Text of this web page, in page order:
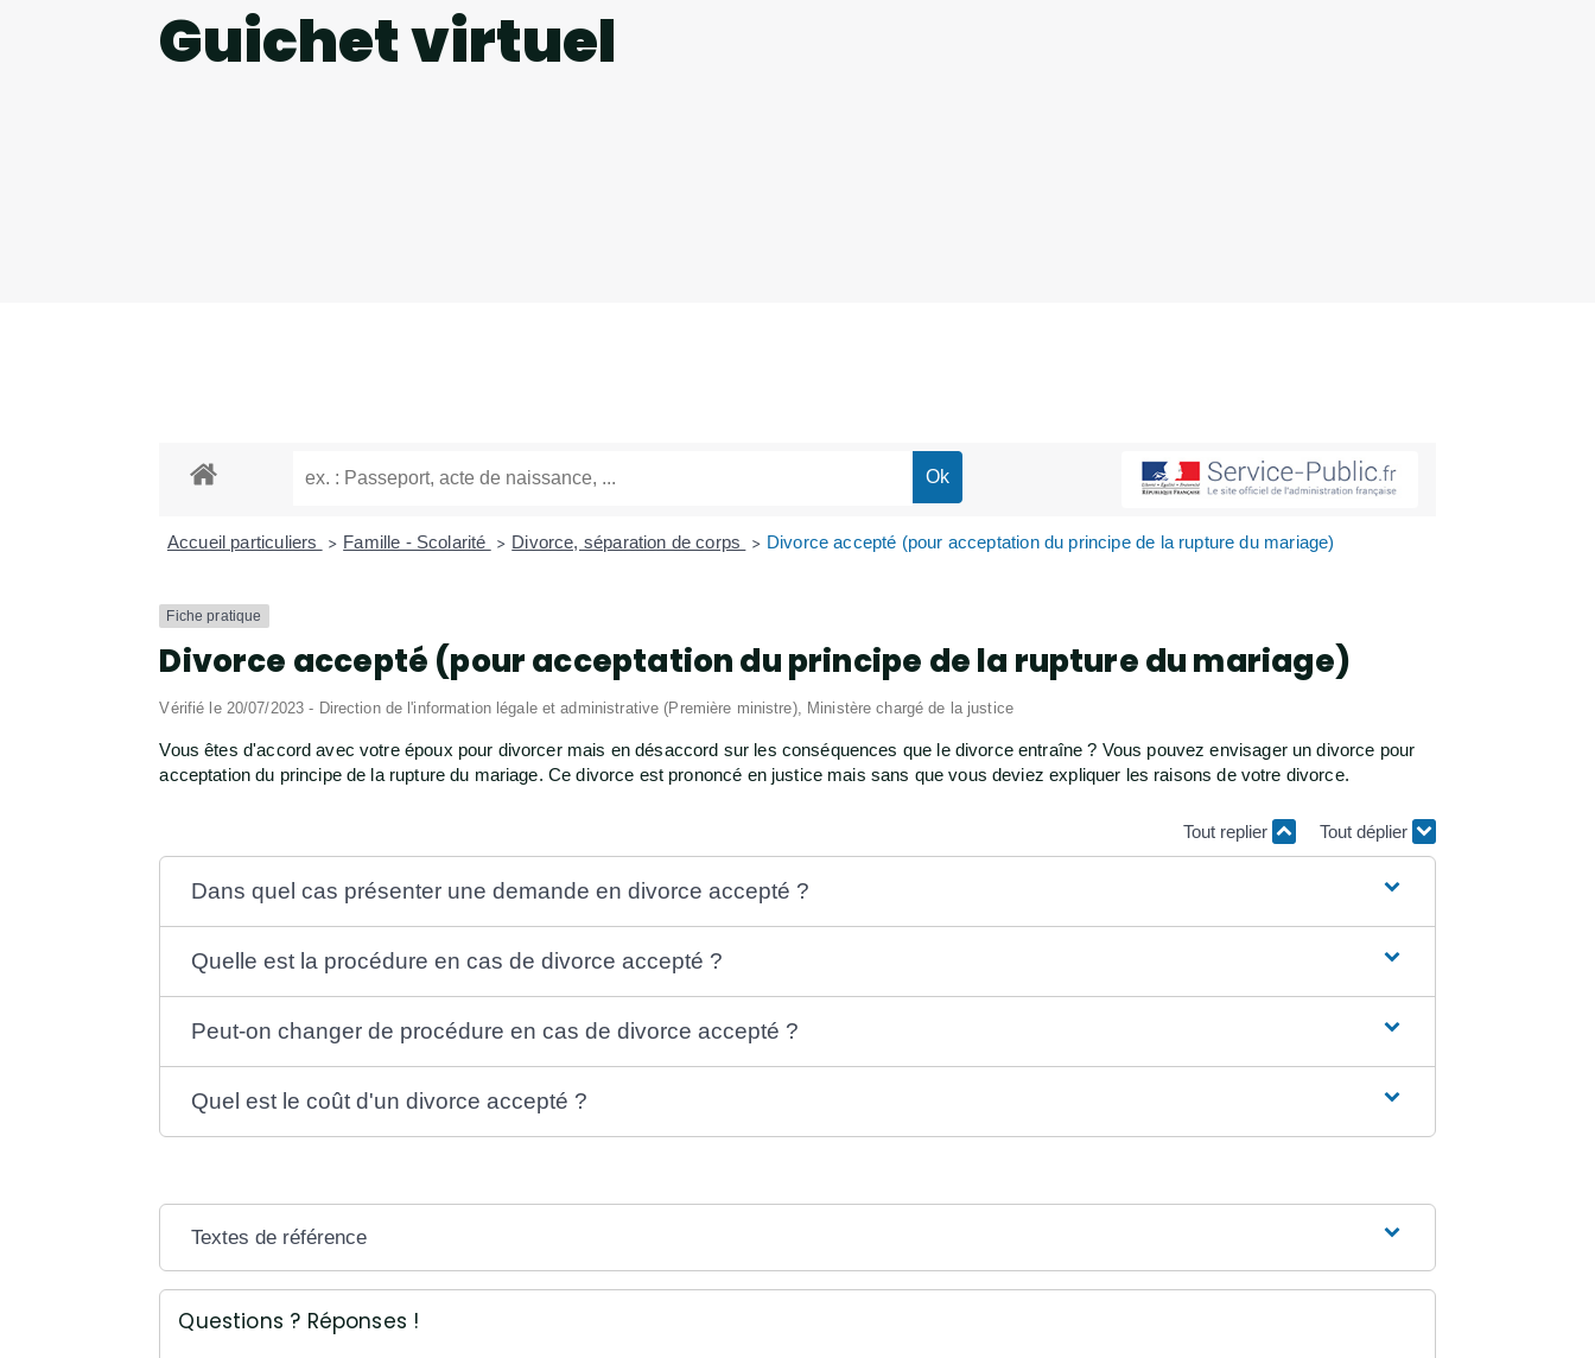
Guichet virtuel
Accueil particuliers > Famille - Scolarité > Divorce, séparation de corps > Divorce accepté (pour acceptation du principe de la rupture du mariage)
Fiche pratique
Divorce accepté (pour acceptation du principe de la rupture du mariage)
Vérifié le 20/07/2023 - Direction de l'information légale et administrative (Première ministre), Ministère chargé de la justice
Vous êtes d'accord avec votre époux pour divorcer mais en désaccord sur les conséquences que le divorce entraîne ? Vous pouvez envisager un divorce pour
acceptation du principe de la rupture du mariage. Ce divorce est prononcé en justice mais sans que vous deviez expliquer les raisons de votre divorce.
Tout replier Tout déplier
Dans quel cas présenter une demande en divorce accepté ?
Quelle est la procédure en cas de divorce accepté ?
Peut-on changer de procédure en cas de divorce accepté ?
Quel est le coût d'un divorce accepté ?
Textes de référence
Questions ? Réponses !